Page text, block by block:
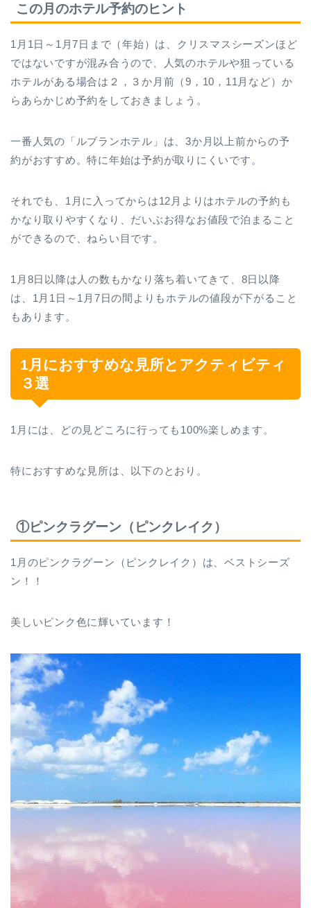
この月のホテル予約のヒント
1月1日～1月7日まで（年始）は、クリスマスシーズンほど
ではないですが混み合うので、人気のホテルや狙っている
ホテルがある場合は２，３か月前（9，10，11月など）か
らあらかじめ予約をしておきましょう。
一番人気の「ルブランホテル」は、3か月以上前からの予
約がおすすめ。特に年始は予約が取りにくいです。
それでも、1月に入ってからは12月よりはホテルの予約も
かなり取りやすくなり、だいぶお得なお値段で泊まること
ができるので、ねらい目です。
1月8日以降は人の数もかなり落ち着いてきて、8日以降
は、1月1日～1月7日の間よりもホテルの値段が下がること
もあります。
1月におすすめな見所とアクティビティ
３選
1月には、どの見どころに行っても100%楽しめます。
特におすすめな見所は、以下のとおり。
①ピンクラグーン（ピンクレイク）
1月のピンクラグーン（ピンクレイク）は、ベストシーズ
ン！！
美しいピンク色に輝いています！